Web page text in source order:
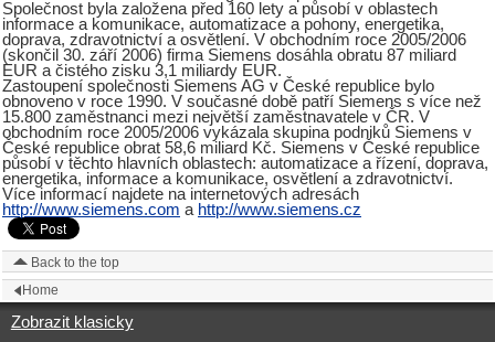
Společnost byla založena před 160 lety a působí v oblastech
informace a komunikace, automatizace a pohony, energetika,
doprava, zdravotnictví a osvětlení. V obchodním roce 2005/2006
(skončil 30. září 2006) firma Siemens dosáhla obratu 87 miliard
EUR a čistého zisku 3,1 miliardy EUR.
Zastoupení společnosti Siemens AG v České republice bylo
obnoveno v roce 1990. V současné době patří Siemens s více než
15.800 zaměstnanci mezi největší zaměstnavatele v ČR. V
obchodním roce 2005/2006 vykázala skupina podniků Siemens v
České republice obrat 58,6 miliard Kč. Siemens v České republice
působí v těchto hlavních oblastech: automatizace a řízení, doprava,
energetika, informace a komunikace, osvětlení a zdravotnictví.
Více informací najdete na internetových adresách
http://www.siemens.com a http://www.siemens.cz
Back to the top
Home
Zobrazit klasicky